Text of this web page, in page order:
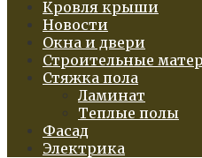
Кровля крыши
Новости
Окна и двери
Строительные
Стяжка пола
Ламинат
Теплые полы
Фасад
Электрика